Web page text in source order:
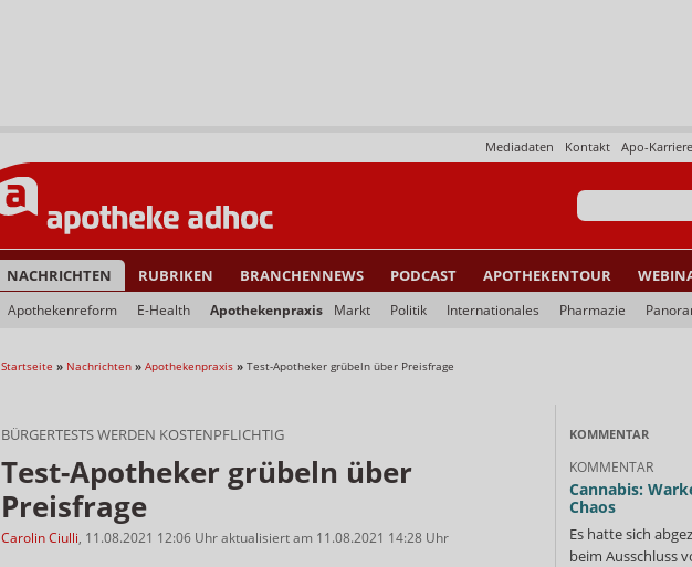
Apo-Karriere
Kontakt
Mediadaten
NACHRICHTEN RUBRIKEN BRANCHENNEWS PODCAST APOTHEKENTOUR
Apothekenreform E-Health Apothekenpraxis Markt Politik Internationales Pharmazie
Startseite » Nachrichten » Apothekenpraxis » Test-Apotheker grübeln über Preisfrage
BÜRGERTESTS WERDEN KOSTENPFLICHTIG
Test-Apotheker grübeln über
Preisfrage
Carolin Ciulli, 11.08.2021 12:06 Uhraktualisiert am 11.08.2021 14:28 Uhr
KOMMENTAR
KOMMENTAR
Cannabis:
Chaos
Es hatte sich
beim Ausschluss